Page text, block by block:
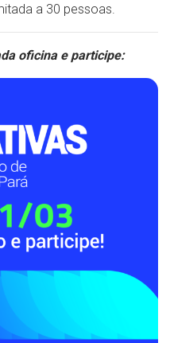
a 30 pessoas.
oficina e participe: